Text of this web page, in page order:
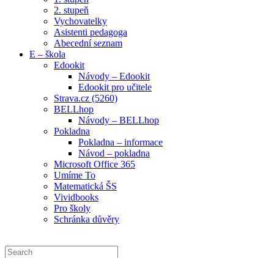
2. stupeň
Vychovatelky
Asistenti pedagoga
Abecední seznam
E – škola
Edookit
Návody – Edookit
Edookit pro učitele
Strava.cz (5260)
BELLhop
Návody – BELLhop
Pokladna
Pokladna – informace
Návod – pokladna
Microsoft Office 365
Umíme To
Matematická ŠS
Vividbooks
Pro školy
Schránka důvěry